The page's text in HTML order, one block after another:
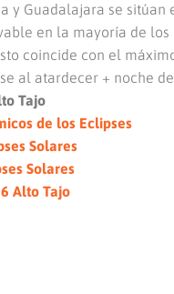
y Guadalajara se
en la mayoría de los
coincide con el
al atardecer + noche
Tajo
de los Eclipses
Solares
Solares
Alto Tajo